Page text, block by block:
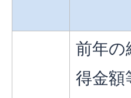
前年の
得金額